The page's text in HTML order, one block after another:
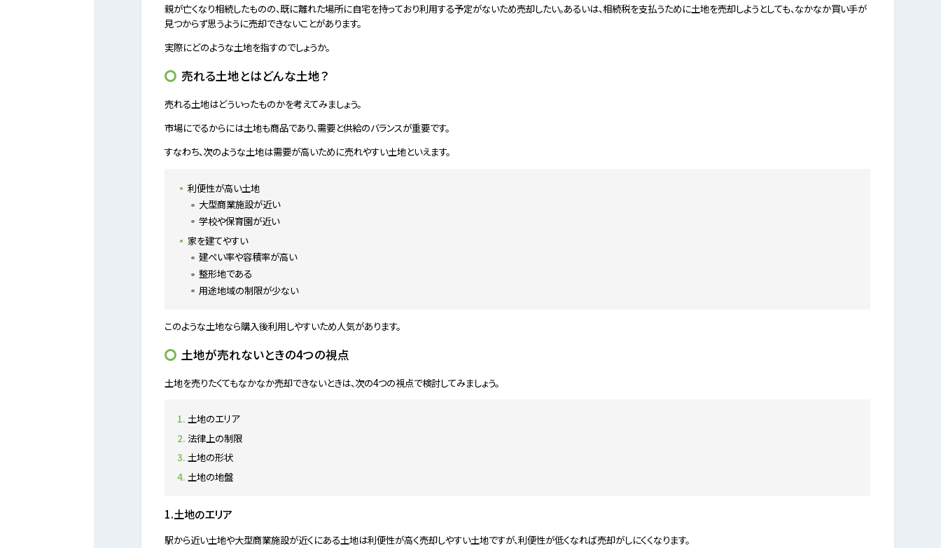
親が亡くなり相続したものの、既に離れた場所に自宅を持っており利用する予定がないため売却したい。あるいは、相続税を支払うために土地を売却しようとしても、なかなか買い手が
見つからず思うように売却できないことがあります。
実際にどのような土地を指すのでしょうか。
売れる土地とはどんな土地？
売れる土地はどういったものかを考えてみましょう。
市場にでるからには土地も商品であり、需要と供給のバランスが重要です。
すなわち、次のような土地は需要が高いために売れやすい土地といえます。
利便性が高い土地
大型商業施設が近い
学校や保育園が近い
家を建てやすい
建ぺい率や容積率が高い
整形地である
用途地域の制限が少ない
このような土地なら購入後利用しやすいため人気があります。
土地が売れないときの4つの視点
土地を売りたくてもなかなか売却できないときは、次の4つの視点で検討してみましょう。
土地のエリア
法律上の制限
土地の形状
土地の地盤
1.土地のエリア
駅から近い土地や大型商業施設が近くにある土地は利便性が高く売却しやすい土地ですが、利便性が低くなれば売却がしにくくなります。